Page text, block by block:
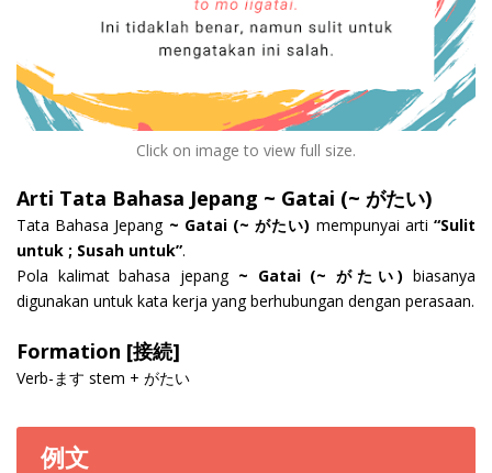
Click on image to view full size.
Arti Tata Bahasa Jepang ~ Gatai (~ がたい)
Tata Bahasa Jepang ~ Gatai (~ がたい) mempunyai arti “Sulit
untuk ; Susah untuk”.
Pola kalimat bahasa jepang ~ Gatai (~ がたい) biasanya
digunakan untuk kata kerja yang berhubungan dengan perasaan.
Formation [接続]
Verb-ます stem + がたい
例文